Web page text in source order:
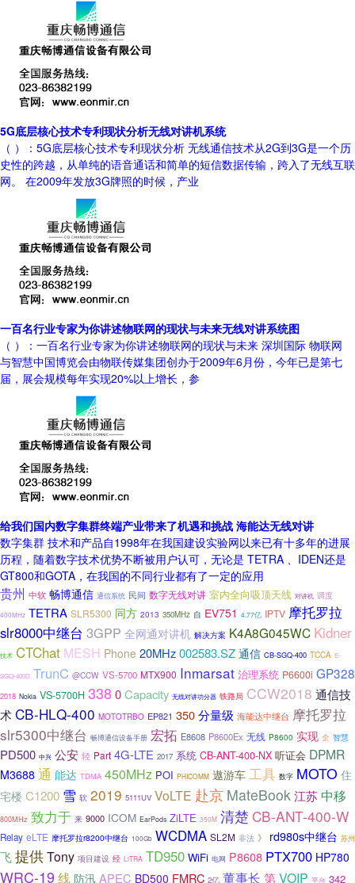
5G底层核心技术专利现状分析无线对讲机系统
（ ）：5G底层核心技术专利现状分析 无线通信技术从2G到3G是一个历
史性的跨越，从单纯的语音通话和简单的短信数据传输，跨入了无线互联
网。 在2009年发放3G牌照的时候，产业
一百名行业专家为你讲述物联网的现状与未来无线对讲系统图
（ ）：一百名行业专家为你讲述物联网的现状与未来 深圳国际 物联网
与智慧中国博览会由物联传媒集团创办于2009年6月份，今年已是第七
届，展会规模每年实现20%以上增长，参
给我们国内数字集群终端产业带来了机遇和挑战 海能达无线对讲
数字集群 技术和产品自1998年在我国建设实验网以来已有十多年的进展
历程，随着数字技术优势不断被用户认可，无论是 TETRA 、IDEN还是
GT800和GOTA，在我国的不同行业都有了一定的应用
贵州 中软 畅博通信 通信系统 民间 数字无线对讲 室内全向吸顶天线 对讲机 调度
400MHz TETRA SLR5300 同方 2013 350MHz 自 EV751 4.77亿 IPTV 摩托罗拉
slr8000中继台 3GPP 全网通对讲机 解决方案 K4A8G045WC Kidner
技术 CTChat MESH Phone 20MHz002583.SZ 通信 CB-SGQ-400 TCCA E-
SGQ-400D TrunC @CCW VS-5700 MTX900 Inmarsat 治理系统 P6600i GP328
2018 Nokia VS-5700H 338 0Capacity 无线对讲功分器 铁路局 CCW2018 通信技
术CB-HLQ-400 MOTOTRBO EP821 350分量级 海能达中继台 摩托罗拉
slr5300中继台 畅博通信设备手册 宏拓 E8608 P8600Ex 无线 P8600 实现 全 智慧
PD500 中兴 公安 轻 Part 4G-LTE 2017 系统 CB-ANT-400-NX 听证会 DPMR
M3688 通 能达 TDMA 450MHz POI PHICOMM 遨游车 工具 数字 MOTO 住
宅楼 C1200 雪 软 2019 5111UV VoLTE 赴京 MateBook江苏 中移
800MHz 致力于 来 9000 ICOM EarPods ZiLTE 350M 清楚 CB-ANT-400-W
Relay eLTE 摩托罗拉r8200中继台 100Gb WCDMA SL2M 非法 》 rd980s中继台 苏州
飞提供Tony 项目建设 经 LiTRA TD950 WiFi 电网 P8608 PTX700 HP780
WRC-19 线 防汛 APEC BD500 FMRC 2亿 董事长 第VOIP 平台 342